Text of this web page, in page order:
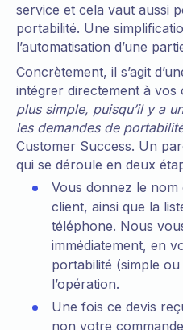
service et cela vaut aussi
portabilité. Une
l’automatisation d’une
Concrètement, il s’agit
intégrer directement à vos
plus simple, puisqu’il y a
les demandes de
Customer Success. Un
qui se déroule en deux
Vous donnez le nom
client, ainsi que la
téléphone. Nous
immédiatement, en
portabilité (simple
l’opération.
Une fois ce devis
non votre